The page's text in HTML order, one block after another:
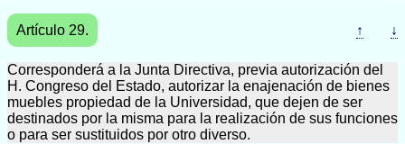
Artículo 29. ↑ ↓
Corresponderá a la Junta Directiva, previa autorización del
H. Congreso del Estado, autorizar la enajenación de bienes
muebles propiedad de la Universidad, que dejen de ser
destinados por la misma para la realización de sus funciones
o para ser sustituidos por otro diverso.